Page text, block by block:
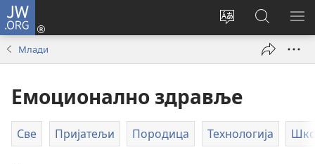
JW.ORG
Промени
Пријава
(отвара
Претрага
сајта
JW.ORG
Млади
Емоционално здравље
Све Пријатељи Породица Технологија